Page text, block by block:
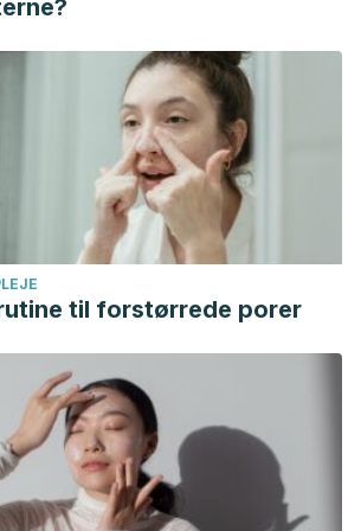
vitamin A intake, serum vitgamin A,
Nutr Healht, 2018. 24 (2): 121-131.
O. “Avances en el Manejo Nutricional del
Actas Congreso “A Todo Trigo”. FCEGAC.
“Sobre las asociaciones entre los
el riesgo cardiovascular.”
Revista Cubana
y Nutrición
28.1 (2018): 27.
al. “Evaluation of the safety of ancient
in coeliac disease reveals heterogeneous
cell responses suggestive of coeliac
Nutrition32.6 (2013): 1043-1049.
til forstørrede porer